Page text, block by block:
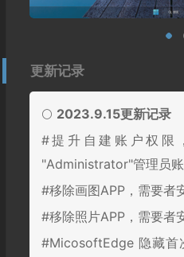
更新记录
🌕 2023.9.15更新记录
#提升自建账户权限
"Administrator"管理员账
#移除画图APP，需要者
#移除照片APP，需要者
#MicosoftEdge 隐藏首